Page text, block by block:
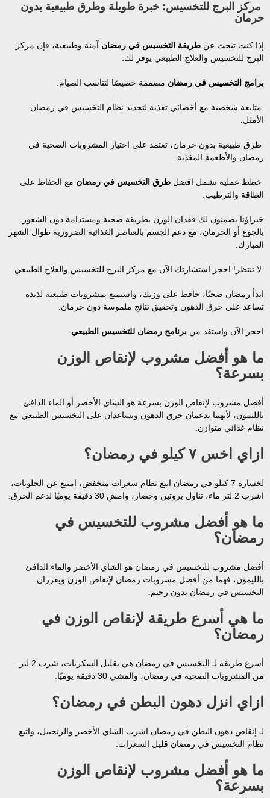
مركز البرج للتخسيس: خبرة طويلة وطرق طبيعية بدون
حرمان
إذا كنت تبحث عن طريقة التخسيس في رمضان آمنة وطبيعية، فإن مركز
البرج للتخسيس والعلاج الطبيعي يوفر لك:
برامج التخسيس في رمضان مصممة خصيصًا لتناسب الصيام.
متابعة شخصية مع أخصائي تغذية لتحديد نظام التخسيس في رمضان
الأمثل.
طرق طبيعية بدون حرمان، تعتمد على اختيار المشروبات الصحية في
رمضان والأطعمة المغذية.
خطط عملية تشمل افضل طرق التخسيس في رمضان مع الحفاظ على
الطاقة والترطيب.
خبراؤنا يضمنون لك فقدان الوزن بطريقة صحية ومستدامة دون الشعور
بالجوع أو الحرمان، مع دعم الجسم بالعناصر الغذائية الضرورية طوال الشهر
المبارك.
لا تنتظر! احجز استشارتك الآن مع مركز البرج للتخسيس والعلاج الطبيعي
ابدأ رمضان صحيًا، حافظ على وزنك، واستمتع بمشروبات طبيعية لذيذة
تساعد على حرق الدهون وتحقيق نتائج ملموسة دون حرمان.
احجز الآن واستفد من برنامج رمضان للتخسيس الطبيعي
ما هو أفضل مشروب لإنقاص الوزن
بسرعة؟
أفضل مشروب لإنقاص الوزن بسرعة هو الشاي الأخضر أو الماء الدافئ
بالليمون، لأنهما يدعمان حرق الدهون ويساعدان على التخسيس الطبيعي مع
نظام غذائي متوازن.
ازاي اخس ٧ كيلو في رمضان؟
لخسارة 7 كيلو في رمضان اتبع نظام سعرات منخفض، امتنع عن الحلويات،
اشرب 2 لتر ماء، تناول بروتين وخضار، وامشِ 30 دقيقة يوميًا لدعم الحرق.
ما هو أفضل مشروب للتخسيس في
رمضان؟
أفضل مشروب للتخسيس في رمضان هو الشاي الأخضر والماء الدافئ
بالليمون، فهما من أفضل مشروبات رمضان لإنقاص الوزن ويعززان
التخسيس في رمضان بدون رجيم.
ما هي أسرع طريقة لإنقاص الوزن في
رمضان؟
أسرع طريقة لـ التخسيس في رمضان هي تقليل السكريات، شرب 2 لتر
من المشروبات الصحية في رمضان، والمشي 30 دقيقة يوميًا.
ازاي انزل دهون البطن في رمضان؟
لـ إنقاص دهون البطن في رمضان اشرب الشاي الأخضر والزنجبيل، واتبع
نظام التخسيس في رمضان قليل السعرات.
ما هو أفضل مشروب لإنقاص الوزن
بسرعة؟